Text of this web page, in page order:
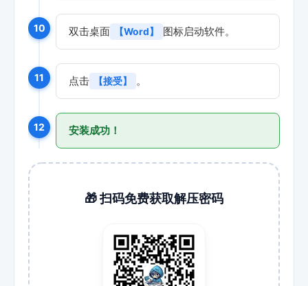
10 双击桌面 【Word】 图标启动软件。
11 点击 【接受】 。
12 安装成功！
🎁 扫码免费获取解压密码